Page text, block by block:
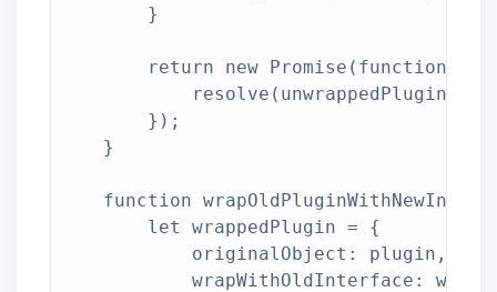
        }
return new Promise(function
            resolve(unwrappedPlugin);
        });
    }
function
        let wrappedPlugin = {
            originalObject: plugin,
wrapWithOldInterface: